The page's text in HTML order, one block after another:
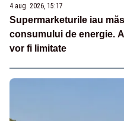
4 aug. 2026, 15:17
Supermarketurile iau
consumului de energie.
vor fi limitate